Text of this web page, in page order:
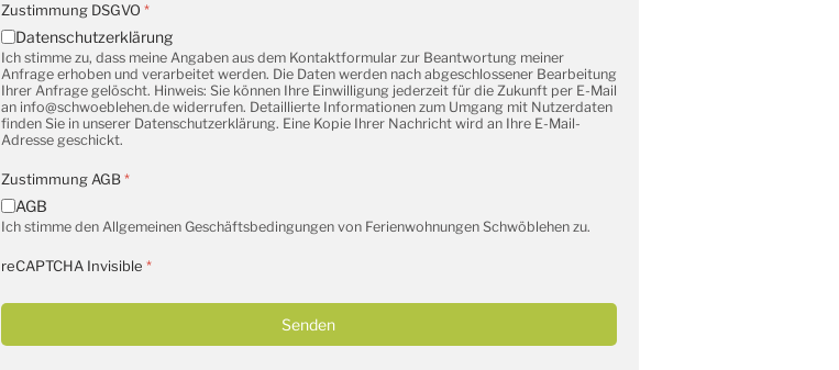
Zustimmung DSGVO *
Datenschutzerklärung
Ich stimme zu, dass meine Angaben aus dem Kontaktformular zur Beantwortung meiner
Anfrage erhoben und verarbeitet werden. Die Daten werden nach abgeschlossener Bearbeitung
Ihrer Anfrage gelöscht. Hinweis: Sie können Ihre Einwilligung jederzeit für die Zukunft per E-Mail
an info@schwoeblehen.de widerrufen. Detaillierte Informationen zum Umgang mit Nutzerdaten
finden Sie in unserer Datenschutzerklärung. Eine Kopie Ihrer Nachricht wird an Ihre E-Mail-
Adresse geschickt.
Zustimmung AGB*
AGB
Ich stimme den Allgemeinen Geschäftsbedingungen von Ferienwohnungen Schwöblehen zu.
reCAPTCHA Invisible *
Senden